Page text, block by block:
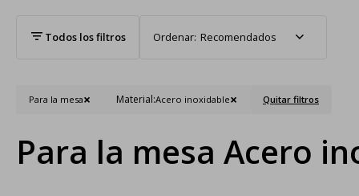
Recomendados
Para la mesa Material:Acero inoxidable Quitar filtros
Para la mesa Acero